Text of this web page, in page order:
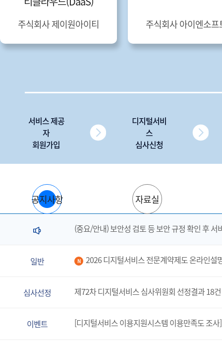
주식회사 제이원아이티 주식회사 아이엔소프
서비스 제공
자
회원가입
디지털서비
스
심사신청
공지사항 자료실
(중요/안내) 보안성 검토 등 보안 규정 확인 후 서
일반 N 2026 디지털서비스 전문계약제도 온라인설
심사선정 제72차 디지털서비스 심사위원회 선정결과 18건
이벤트 [디지털서비스 이용지원시스템 이용만족도 조